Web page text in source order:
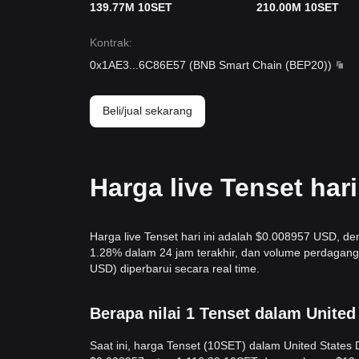
139.77M 10SET 210.00M 10SET
Kontrak:
0x1AE3
6C86E57 (BNB Smart Chain (BEP20))
Beli/jual sekarang
Harga live Tenset
Harga live Tenset hari ini adalah $0.008957 USD,
1.28% dalam 24 jam terakhir, dan volume
USD) diperbarui secara real time.
Berapa nilai 1 Tenset dalam
Saat ini, harga Tenset (10SET) dalam United